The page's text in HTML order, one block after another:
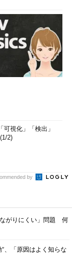
可視化」「検出」
2)
by
がりにくい」問題 何
、「原因はよく知らな